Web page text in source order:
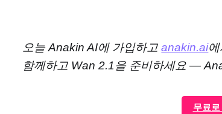
오늘 Anakin AI에 가입하고anakin.ai에
함께하고 Wan 2.1을 준비하세요 —
무료